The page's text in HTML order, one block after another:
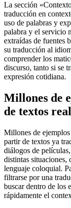
La sección
traducción en
uso de palabras y
palabra y el servicio
extraídas de fuentes
su traducción al
comprender los
discurso, tanto si se
expresión cotidiana.
Millones de
de textos
Millones de
partir de textos ya
diálogos de
distintas situaciones,
lenguaje coloquial.
filtrarse por una
buscar dentro de los
rápidamente el